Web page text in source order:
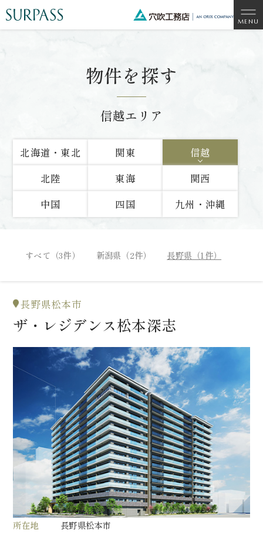
物件を探す
信越エリア
北海道・東北 関東
信越
北陸
東海
関西
中国
四国 九州・沖縄
すべて（3件） 新潟県（2件） 長野県（1件）
長野県松本市
ザ・レジデンス松本深志
所在地
長野県松本市